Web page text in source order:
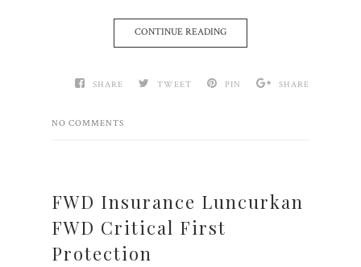
CONTINUE READING
SHARE TWEET PIN SHARE
NO COMMENTS
FWD Insurance Luncurkan
FWD Critical First
Protection